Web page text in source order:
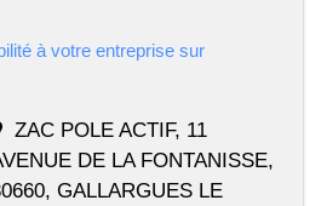
à votre entreprise sur
ZAC POLE ACTIF, 11
DE LA FONTANISSE,
GALLARGUES LE